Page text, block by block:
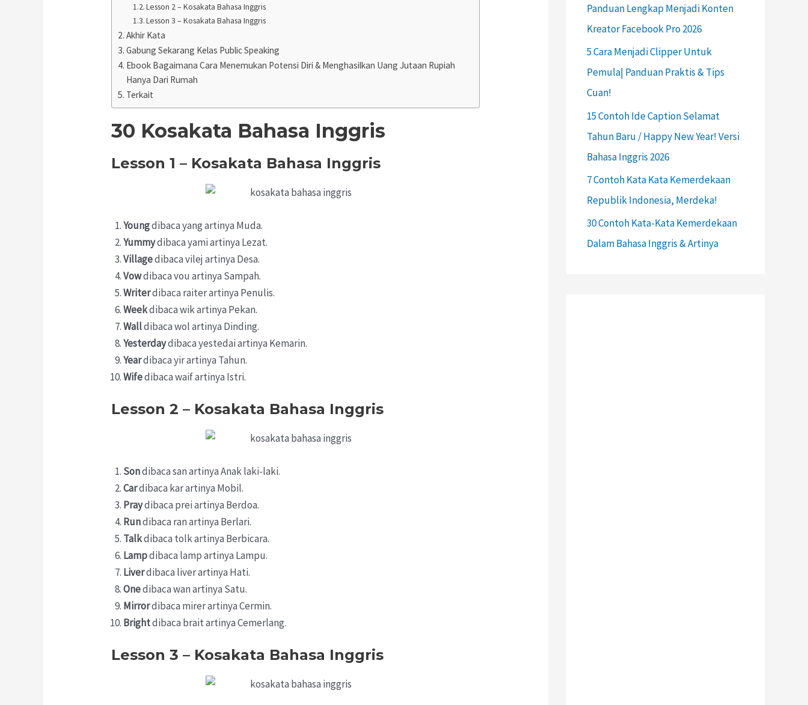
Lesson 2 – Kosakata Bahasa Inggris
Lesson 3 – Kosakata Bahasa Inggris
Akhir Kata
Gabung Sekarang Kelas Public Speaking
Ebook Bagaimana Cara Menemukan Potensi Diri & Menghasilkan Uang Jutaan Rupiah
Hanya Dari Rumah
Terkait
30 Kosakata Bahasa Inggris
Lesson 1 – Kosakata Bahasa Inggris
Youngdibaca yang artinya Muda.
Yummydibaca yami artinya Lezat.
Villagedibaca vilej artinya Desa.
Vowdibaca vou artinya Sampah.
Writerdibaca raiter artinya Penulis.
Weekdibaca wik artinya Pekan.
Walldibaca wol artinya Dinding.
Yesterdaydibaca yestedai artinya Kemarin.
Yeardibaca yir artinya Tahun.
Wifedibaca waif artinya Istri.
Lesson 2 – Kosakata Bahasa Inggris
Sondibaca san artinya Anak laki-laki.
Cardibaca kar artinya Mobil.
Praydibaca prei artinya Berdoa.
Rundibaca ran artinya Berlari.
Talkdibaca tolk artinya Berbicara.
Lampdibaca lamp artinya Lampu.
Liverdibaca liver artinya Hati.
Onedibaca wan artinya Satu.
Mirrordibaca mirer artinya Cermin.
Brightdibaca brait artinya Cemerlang.
Lesson 3 – Kosakata Bahasa Inggris
Panduan Lengkap Menjadi Konten
Kreator Facebook Pro 2026
5 Cara Menjadi Clipper Untuk
Pemula| Panduan Praktis & Tips
Cuan!
15 Contoh Ide Caption Selamat
Tahun Baru / Happy New Year! Versi
Bahasa Inggris 2026
7 Contoh Kata Kata Kemerdekaan
Republik Indonesia, Merdeka!
30 Contoh Kata-Kata Kemerdekaan
Dalam Bahasa Inggris & Artinya